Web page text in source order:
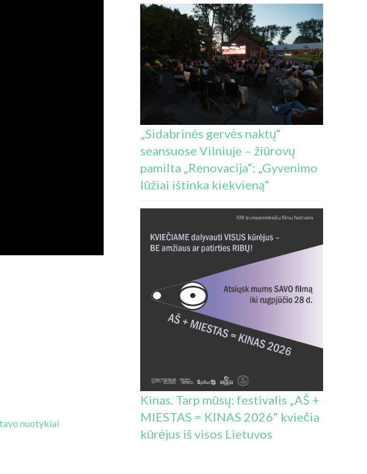
nuotykiai
„Sidabrinės gervės naktų“
seansuose Vilniuje – žiūrovų
pamilta „Renovacija“: „Gyvenimo
lūžiai ištinka kiekvieną“
Kinas. Tarp mūsų: festivalis „AŠ +
MIESTAS = KINAS 2026“ kviečia
kūrėjus iš visos Lietuvos